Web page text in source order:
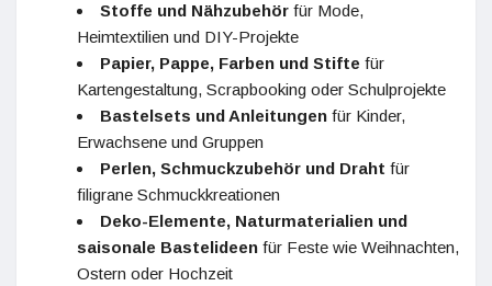
Stoffe und Nähzubehör für Mode,
Heimtextilien und DIY-Projekte
Papier, Pappe, Farben und Stifte für
Kartengestaltung, Scrapbooking oder Schulprojekte
Bastelsets und Anleitungen für Kinder,
Erwachsene und Gruppen
Perlen, Schmuckzubehör und Draht für
filigrane Schmuckkreationen
Deko-Elemente, Naturmaterialien und
saisonale Bastelideen für Feste wie Weihnachten,
Ostern oder Hochzeit